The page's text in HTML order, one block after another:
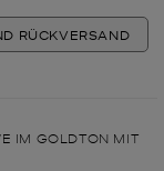
RÜCKVERSAND
IM GOLDTON MIT